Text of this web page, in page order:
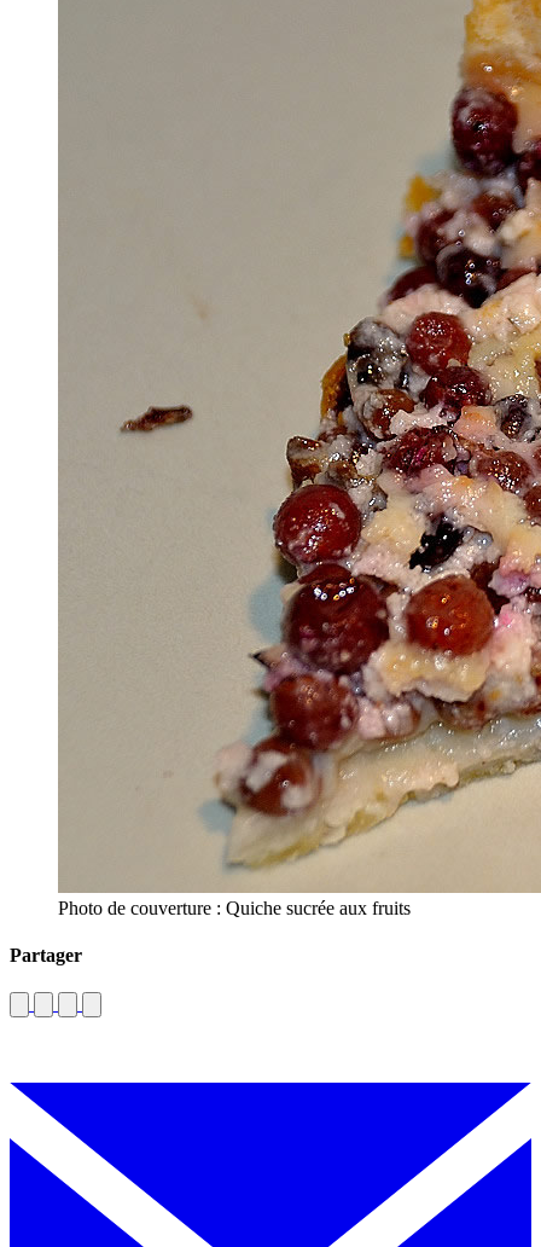
Photo de couverture : Quiche sucrée aux fruits
Partager